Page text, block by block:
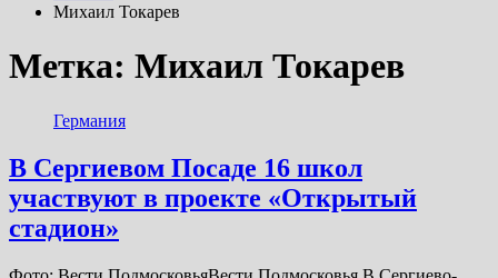
Михаил Токарев
Метка: Михаил Токарев
Германия
В Сергиевом Посаде 16 школ
участвуют в проекте «Открытый
стадион»